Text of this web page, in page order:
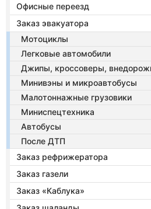
Офисные переезд
Заказ эвакуатора
Мотоциклы
Легковые автомобили
Джипы, кроссоверы,
Минивэны и микроавтобусы
Малотоннажные грузовики
Миниспецтехника
Автобусы
После ДТП
Заказ рефрижератора
Заказ газели
Заказ «Каблука»